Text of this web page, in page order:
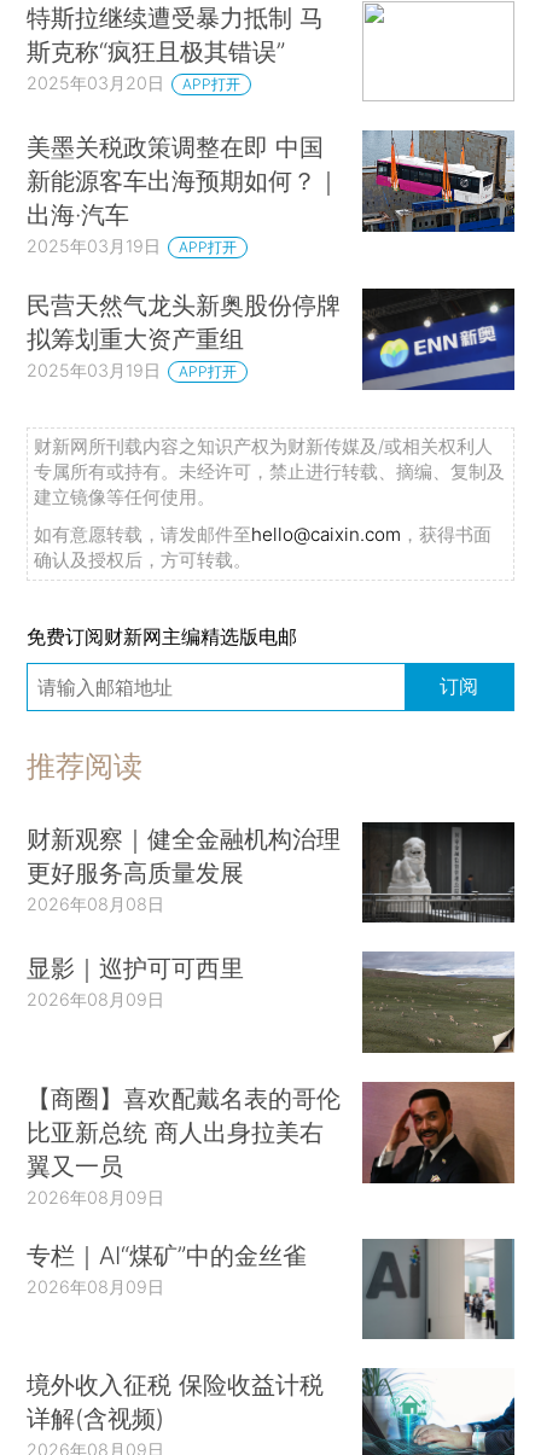
特斯拉继续遭受暴力抵制 马
斯克称“疯狂且极其错误”
2025年03月20日 APP打开
美墨关税政策调整在即 中国
新能源客车出海预期如何？｜
出海·汽车
2025年03月19日 APP打开
民营天然气龙头新奥股份停牌
拟筹划重大资产重组
2025年03月19日 APP打开
财新网所刊载内容之知识产权为财新传媒及/或相关权利人
专属所有或持有。未经许可，禁止进行转载、摘编、复制及
建立镜像等任何使用。
如有意愿转载，请发邮件至hello@caixin.com ，获得书面
确认及授权后，方可转载。
免费订阅财新网主编精选版电邮
订阅
推荐阅读
财新观察｜健全金融机构治理
更好服务高质量发展
2026年08月08日
显影｜巡护可可西里
2026年08月09日
【商圈】喜欢配戴名表的哥伦
比亚新总统 商人出身拉美右
翼又一员
2026年08月09日
专栏｜AI“煤矿”中的金丝雀
2026年08月09日
境外收入征税 保险收益计税
详解(含视频)
2026年08月09日